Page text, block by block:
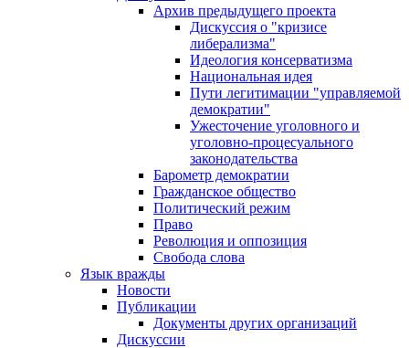
Архив предыдущего проекта
Дискуссия о "кризисе
либерализма"
Идеология консерватизма
Национальная идея
Пути легитимации "управляемой
демократии"
Ужесточение уголовного и
уголовно-процесуального
законодательства
Барометр демократии
Гражданское общество
Политический режим
Право
Революция и оппозиция
Свобода слова
Язык вражды
Новости
Публикации
Документы других организаций
Дискуссии